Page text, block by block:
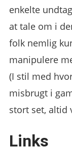
enkelte
at tale om i
folk nemlig
manipulere
(I stil med
misbrugt i
stort set,
Links